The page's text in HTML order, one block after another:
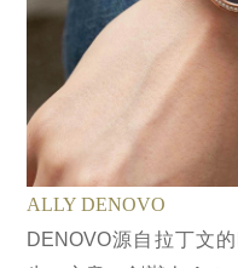
ALLY DENOVO
DENOVO源自拉丁文